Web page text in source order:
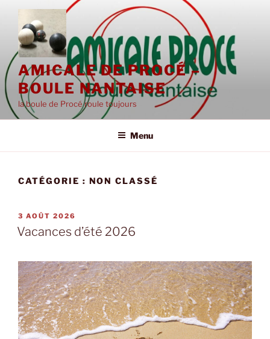
Aller
contenu
principal
AMICALE DE PROCÉ –
BOULE NANTAISE
la boule de Procé roule toujours
Menu
CATÉGORIE : NON CLASSÉ
PUBLIÉ
LE
3 AOÛT 2026
Vacances d’été 2026